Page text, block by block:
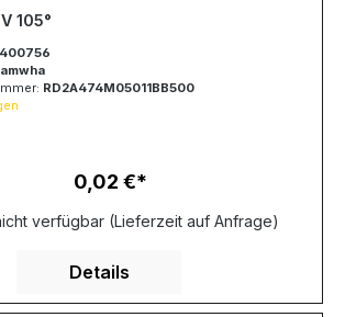
105°
400756
RD2A474M05011BB500
Regulärer Preis:
0,02 €
verfügbar (Lieferzeit auf Anfrage)
Details